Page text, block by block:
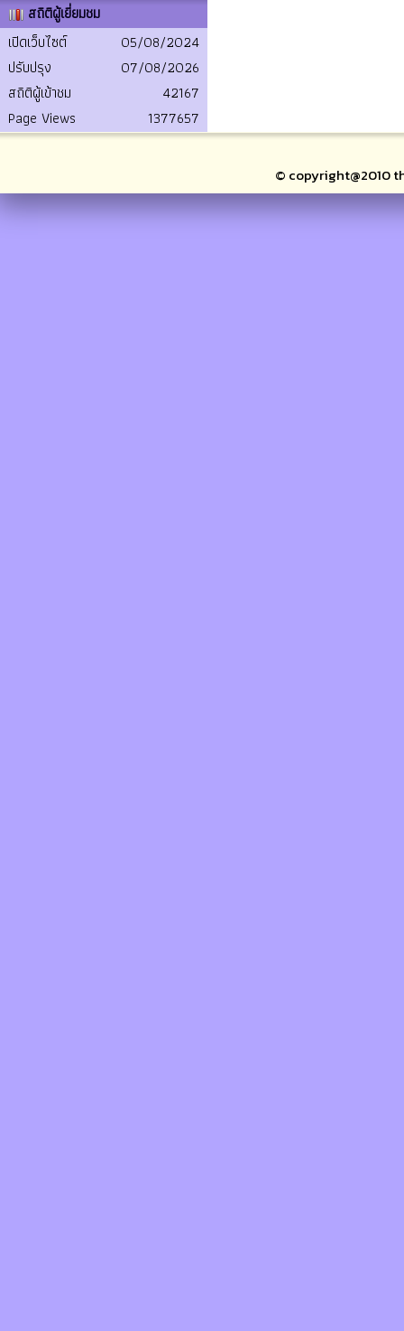
สถิติผู้เยี่ยมชม
เปิดเว็บไซต์
05/08/2024
ปรับปรุง
07/08/2026
สถิติผู้เข้าชม
42167
Page Views
1377657
© copyright@2010